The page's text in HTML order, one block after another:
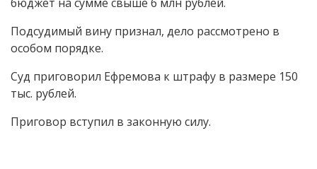
Подсудимый вину признал, дело рассмотрено в
особом порядке.
Суд приговорил Ефремова к штрафу в размере 150
тыс. рублей.
Приговор вступил в законную силу.